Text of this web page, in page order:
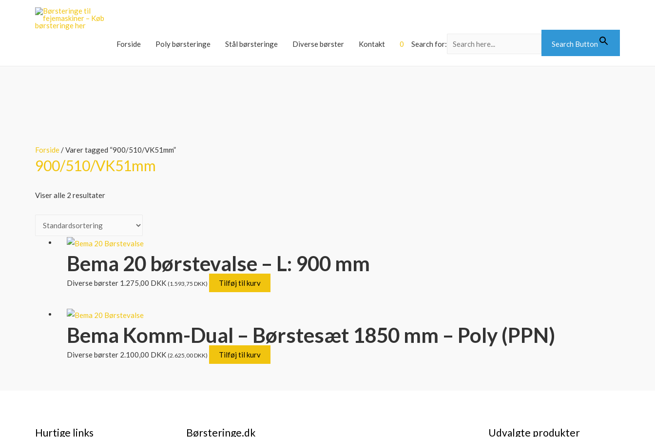
Forside Poly børsteringe Stål børsteringe Diverse børster Kontakt 0 Search for: Search Button
Forside / Varer tagged “900/510/VK51mm”
900/510/VK51mm
Viser alle 2 resultater
Bema 20 børstevalse – L: 900 mm
Diverse børster 1.275,00 DKK (1.593,75 DKK) Tilføj til kurv
Bema Komm-Dual – Børstesæt 1850 mm – Poly (PPN)
Diverse børster 2.100,00 DKK (2.625,00DKK) Tilføj til kurv
Hurtige links Børsteringe.dk Udvalgte produkter